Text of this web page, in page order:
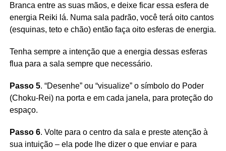
Branca entre as suas mãos, e deixe ficar essa esfera de
energia Reiki lá. Numa sala padrão, você terá oito cantos
(esquinas, teto e chão) então faça oito esferas de energia.
Tenha sempre a intenção que a energia dessas esferas
flua para a sala sempre que necessário.
Passo 5. “Desenhe” ou “visualize” o símbolo do Poder
(Choku-Rei) na porta e em cada janela, para proteção do
espaço.
Passo 6. Volte para o centro da sala e preste atenção à
sua intuição – ela pode lhe dizer o que enviar e para